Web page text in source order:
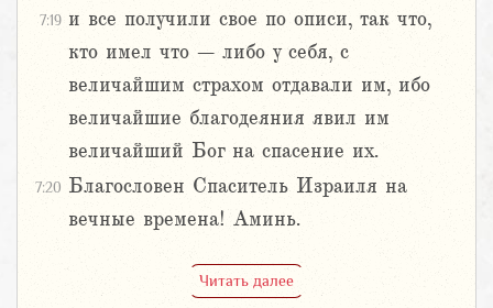
7:19 и все получили свое по описи, так что,
кто имел что – либо у себя, с
величайшим страхом отдавали им, ибо
величайшие благодеяния явил им
величайший Бог на спасение их.
7:20 Благословен Спаситель Израиля на
вечные времена! Аминь.
Читать далее